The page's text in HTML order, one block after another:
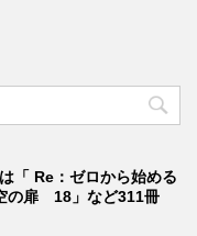
「 Re：ゼロから始める
の扉 18」など311冊